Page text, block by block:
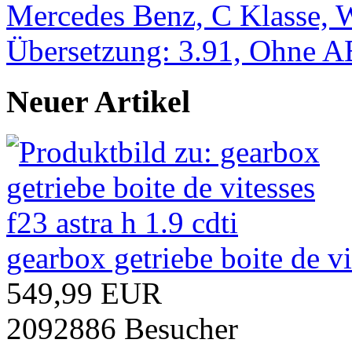
Mercedes Benz, C
Übersetzung: 3.91, Ohne
Neuer Artikel
gearbox getriebe boite de
549,99 EUR
2092886 Besucher